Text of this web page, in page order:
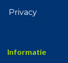
Privacy
Informatie